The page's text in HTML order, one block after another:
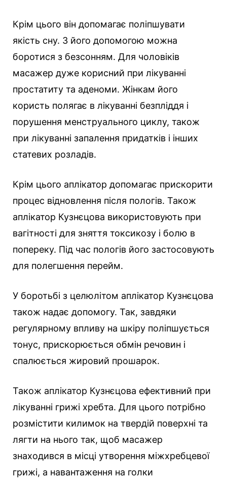
Крім цього він допомагає поліпшувати
якість сну. З його допомогою можна
боротися з безсонням. Для чоловіків
масажер дуже корисний при лікуванні
простатиту та аденоми. Жінкам його
користь полягає в лікуванні безпліддя і
порушення менструального циклу, також
при лікуванні запалення придатків і інших
статевих розладів.
Крім цього аплікатор допомагає прискорити
процес відновлення після пологів. Також
аплікатор Кузнєцова використовують при
вагітності для зняття токсикозу і болю в
попереку. Під час пологів його застосовують
для полегшення перейм.
У боротьбі з целюлітом аплікатор Кузнєцова
також надає допомогу. Так, завдяки
регулярному впливу на шкіру поліпшується
тонус, прискорюється обмін речовин і
спалюється жировий прошарок.
Також аплікатор Кузнєцова ефективний при
лікуванні грижі хребта. Для цього потрібно
розмістити килимок на твердій поверхні та
лягти на нього так, щоб масажер
знаходився в місці утворення міжхребцевої
грижі, а навантаження на голки